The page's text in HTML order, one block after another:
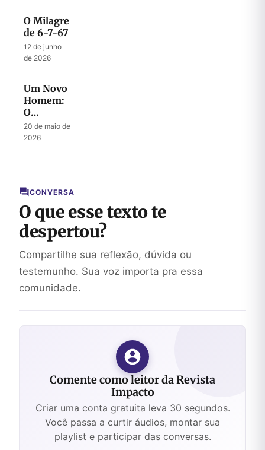
O Milagre
de 6-7-67
12 de junho
de 2026
Um Novo
Homem:
O
Mistério
do
20 de maio de
2026
CONVERSA
O que esse texto te
despertou?
Compartilhe sua reflexão, dúvida ou
testemunho. Sua voz importa pra essa
comunidade.
Comente como leitor da Revista
Impacto
Criar uma conta gratuita leva 30 segundos.
Você passa a curtir áudios, montar sua
playlist e participar das conversas.